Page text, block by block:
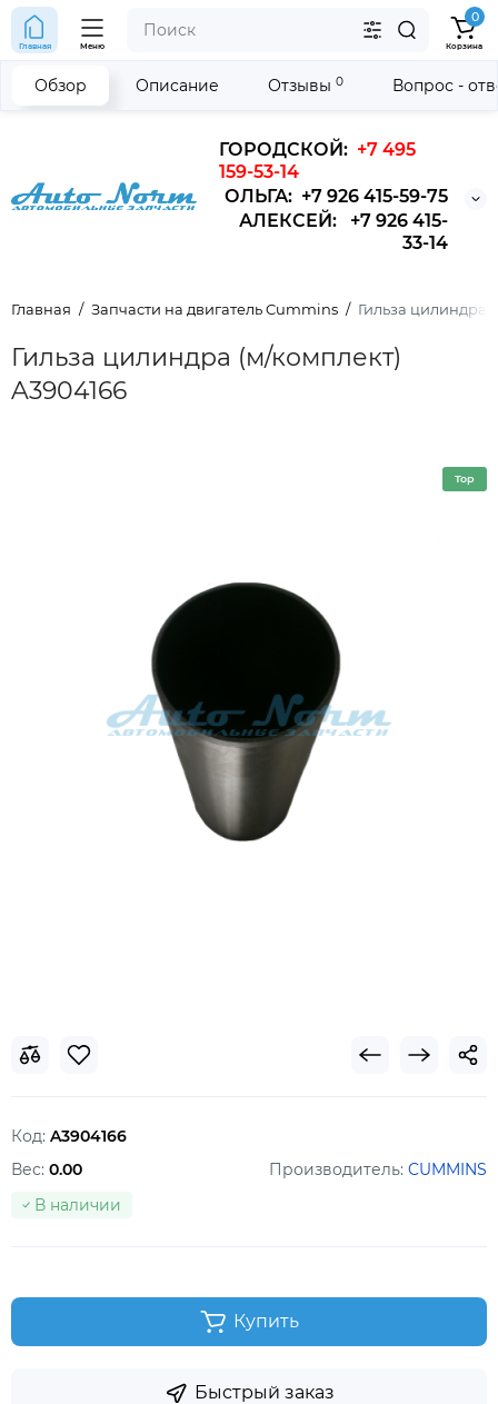
ГОРОДСКОЙ: +7 495
159-53-14
ОЛЬГА: +7 926 415-59-75
АЛЕКСЕЙ: +7 926 415-
33-14
Главная Меню
0
Корзина
Главная Запчасти на двигатель Cummins Гильза
Гильза цилиндра (м/комплект)
A3904166
Обзор Описание Отзывы 0 Вопрос -
Top
Код: A3904166
Производитель: CUMMINS
В наличии
Вес: 0.00
Купить
Быстрый заказ